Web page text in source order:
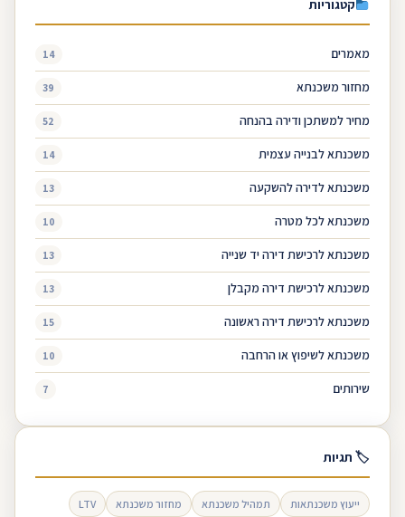
קטגוריות
מאמרים 14
מחזור משכנתא 39
מחיר למשתכן ודירה בהנחה 52
משכנתא לבנייה עצמית 14
משכנתא לדירה להשקעה 13
משכנתא לכל מטרה 10
משכנתא לרכישת דירה יד שנייה 13
משכנתא לרכישת דירה מקבלן 13
משכנתא לרכישת דירה ראשונה 15
משכנתא לשיפוץ או הרחבה 10
שירותים 7
🏷 תגיות
ייעוץ משכנתאות תמהיל משכנתא מחזור משכנתא
LTV